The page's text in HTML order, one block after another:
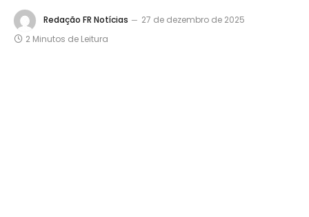
Redação FR Notícias
27 de dezembro de 2025
2 Minutos de Leitura